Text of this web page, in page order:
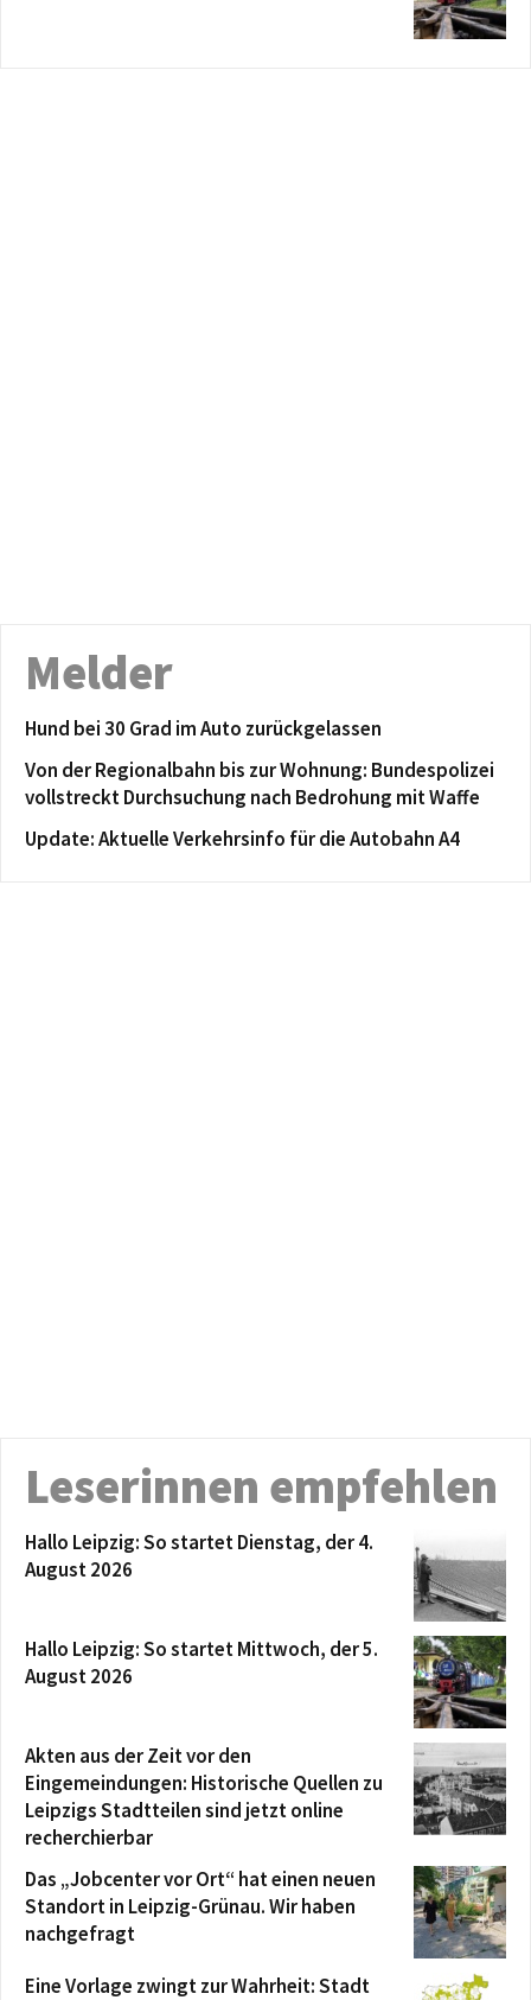
Melder
Hund bei 30 Grad im Auto zurückgelassen
Von der Regionalbahn bis zur Wohnung: Bundespolizei
vollstreckt Durchsuchung nach Bedrohung mit Waffe
Update: Aktuelle Verkehrsinfo für die Autobahn A4
Leserinnen empfehlen
Hallo Leipzig: So startet Dienstag, der 4.
August 2026
Hallo Leipzig: So startet Mittwoch, der 5.
August 2026
Akten aus der Zeit vor den
Eingemeindungen: Historische Quellen zu
Leipzigs Stadtteilen sind jetzt online
recherchierbar
Das „Jobcenter vor Ort“ hat einen neuen
Standort in Leipzig-Grünau. Wir haben
nachgefragt
Eine Vorlage zwingt zur Wahrheit: Stadt